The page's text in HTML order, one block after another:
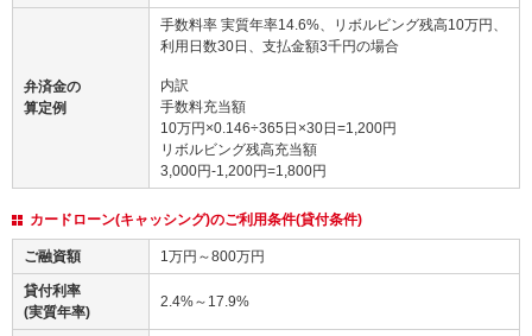
弁済金の
算定例
手数料率 実質年率14.6%、リボルビング残高10万円、
利用日数30日、支払金額3千円の場合
内訳
手数料充当額
10万円×0.146÷365日×30日=1,200円
リボルビング残高充当額
3,000円-1,200円=1,800円
カードローン(キャッシング)のご利用条件(貸付条件)
ご融資額 1万円～800万円
貸付利率
(実質年率)
2.4%～17.9%